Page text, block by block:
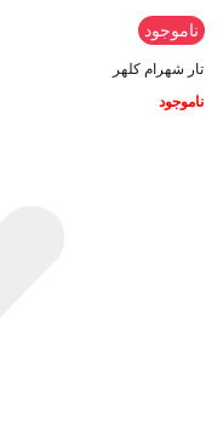
ناموجود
تار شهرام کلهر
ناموجود